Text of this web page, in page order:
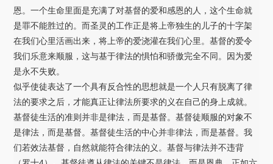
恩。一个生命里面是充满了对基督的爱和感恩的人，这个生命就
是罪不能胜过的。而圣灵的工作正是将上帝独生的儿子的十字架
在我们心里活画出来，将上帝的爱浇灌在我们心里。基督的爱令
我们乐意来顺服，这与基于律法的惧怕和骄傲完全不同。因为爱
是永不失败。
似乎使徒表达了一个具有反合性的思想就是一个人只有脱离了律
法的要求之后，才能真正让律法所要求的义在自己的身上成就。
基督徒生活的准则并非是律法，而是基督。基督徒顺服的对象不
是律法，而是基督。基督徒生活的中心并非律法，而是基督。我
们若效法基督，自然就能符合律法的义。基督与律法并不违背